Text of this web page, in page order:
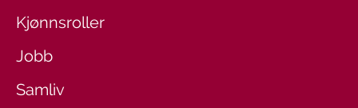
Kjønnsroller
Jobb
Samliv